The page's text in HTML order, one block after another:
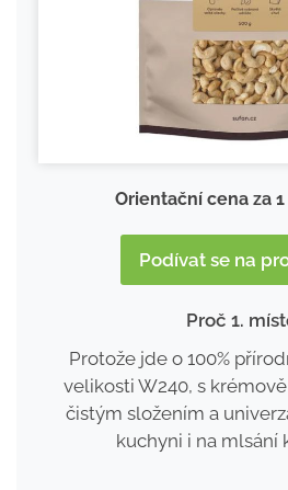
Orientační cena za 1
Podívat se na
Proč 1.
Protože jde o 100%
velikosti W240, s
čistým složením a
kuchyni i na mlsání